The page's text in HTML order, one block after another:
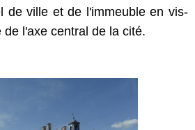
de ville et de l'immeuble en vis-
l'axe central de la cité.